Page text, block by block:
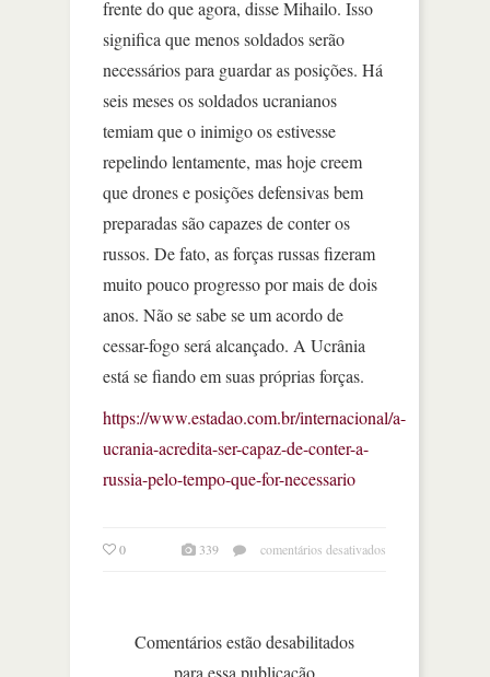
frente do que agora, disse Mihailo. Isso
significa que menos soldados serão
necessários para guardar as posições. Há
seis meses os soldados ucranianos
temiam que o inimigo os estivesse
repelindo lentamente, mas hoje creem
que drones e posições defensivas bem
preparadas são capazes de conter os
russos. De fato, as forças russas fizeram
muito pouco progresso por mais de dois
anos. Não se sabe se um acordo de
cessar-fogo será alcançado. A Ucrânia
está se fiando em suas próprias forças.
https://www.estadao.com.br/internacional/a-
ucrania-acredita-ser-capaz-de-conter-a-
russia-pelo-tempo-que-for-necessario
0 339 comentários desativados
Comentários estão desabilitados
para essa publicação